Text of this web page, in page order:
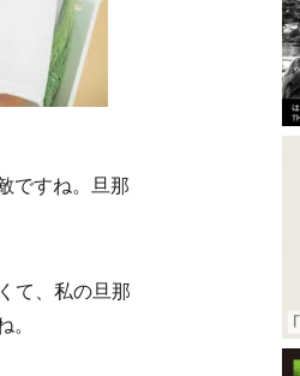
ですね。旦那
て、私の旦那